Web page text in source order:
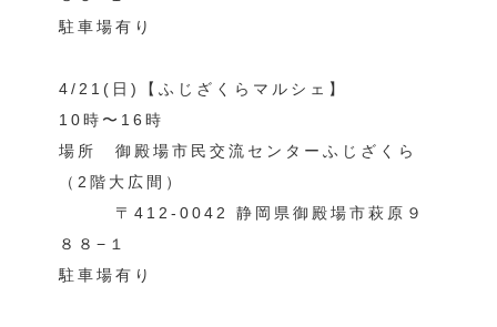
駐車場有り
4/21(日)【ふじざくらマルシェ】
10時〜16時
場所 御殿場市民交流センターふじざくら
（2階大広間）
〒412-0042 静岡県御殿場市萩原９
８８−１
駐車場有り